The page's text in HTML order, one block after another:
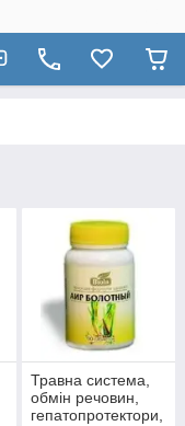
Травна система,
обмін речовин,
гепатопротектори,